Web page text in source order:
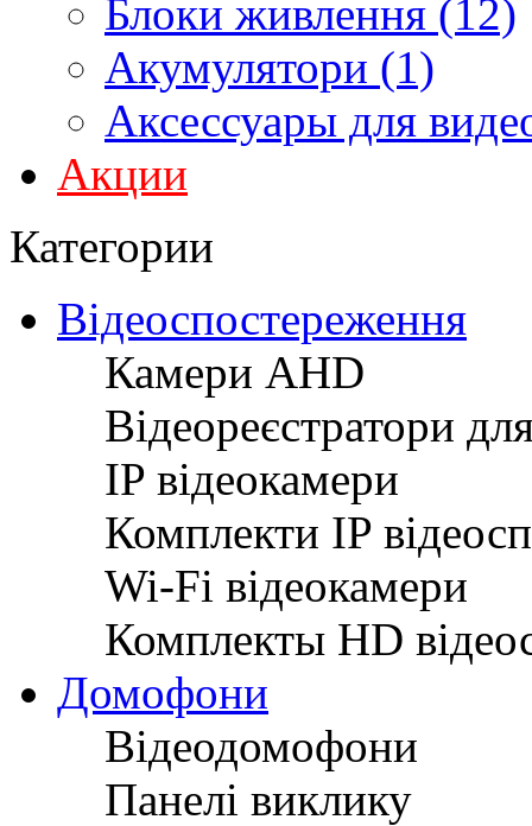
Блоки живлення (12)
Акумулятори (1)
Аксессуары для
Акции
Категории
Відеоспостереження
Камери AHD
Відеореєстратори
IP відеокамери
Комплекти IP
Wi-Fi відеокамери
Комплекты HD
Домофони
Відеодомофони
Панелі виклику